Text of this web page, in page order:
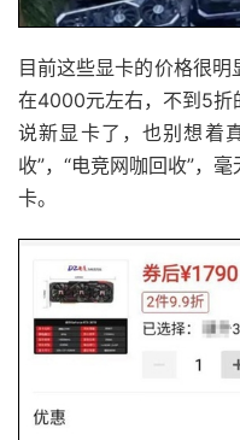
目前这些显卡的价格很
在4000元左右，不到5折
说新显卡了，也别想着
收”，“电竞网咖回收”，
卡。